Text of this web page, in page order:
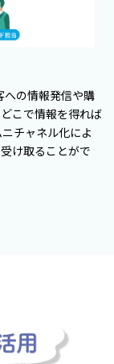
への情報発信や購
こで情報を得れば
チャネル化によ
け取ることがで